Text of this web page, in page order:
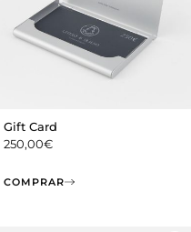
Gift Card
250,00€
COMPRAR